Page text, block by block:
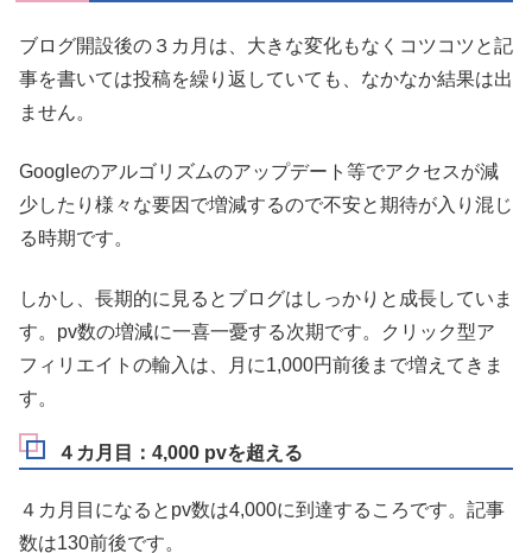
ブログ開設後の３カ月は、大きな変化もなくコツコツと記
事を書いては投稿を繰り返していても、なかなか結果は出
ません。
Googleのアルゴリズムのアップデート等でアクセスが減
少したり様々な要因で増減するので不安と期待が入り混じ
る時期です。
しかし、長期的に見るとブログはしっかりと成長していま
す。pv数の増減に一喜一憂する次期です。クリック型ア
フィリエイトの輸入は、月に1,000円前後まで増えてきま
す。
４カ月目：4,000 pvを超える
４カ月目になるとpv数は4,000に到達するころです。記事
数は130前後です。